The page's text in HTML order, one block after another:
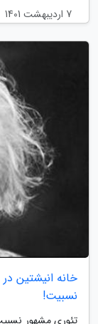
7 اردیبهشت 1401
خانه انیشتین
نسبیت!
تئوری مشهور